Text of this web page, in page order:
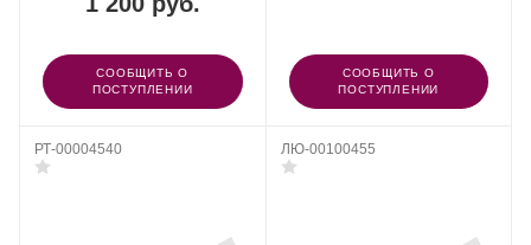
СООБЩИТЬ О
ПОСТУПЛЕНИИ
СООБЩИТЬ О
ПОСТУПЛЕНИИ
РТ-00004540 ЛЮ-00100455